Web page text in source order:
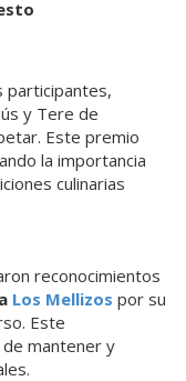
participantes,
y Tere de
Este premio
la importancia
culinarias
reconocimientos
Los Mellizos por su
Este
mantener y